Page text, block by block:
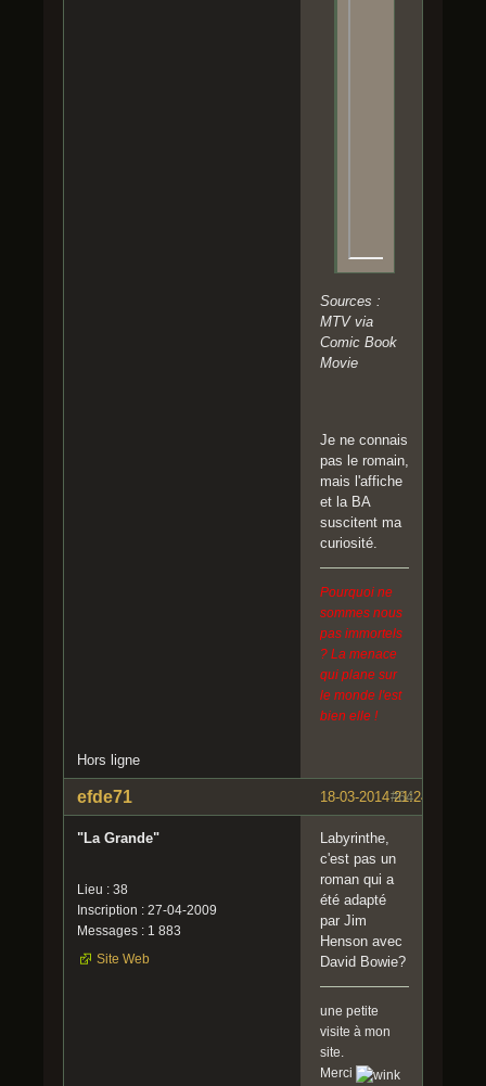
Sources :
MTV via
Comic Book
Movie
Je ne connais
pas le romain,
mais l'affiche
et la BA
suscitent ma
curiosité.
Pourquoi ne
sommes nous
pas immortels
? La menace
qui plane sur
le monde l'est
bien elle !
Hors ligne
#64
18-03-2014 21:24:57
efde71
"La Grande"
Lieu : 38
Inscription : 27-04-2009
Messages : 1 883
Site Web
Labyrinthe,
c'est pas un
roman qui a
été adapté
par Jim
Henson avec
David Bowie?
une petite
visite à mon
site.
Merci